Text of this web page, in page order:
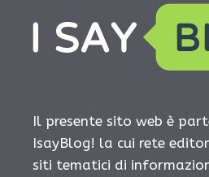
Il presente sito web è
IsayBlog! la cui rete
siti tematici di